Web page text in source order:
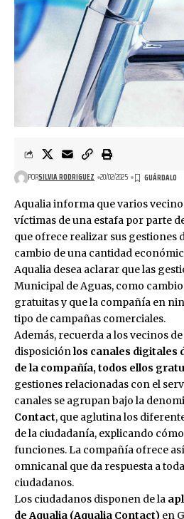
PORSILVIA RODRIGUEZ 20/02/2025
Aqualia informa que varios
víctimas de una estafa por parte
que ofrece realizar sus gestiones
cambio de una cantidad
Aqualia desea aclarar que las
Municipal de Aguas, como cambio
gratuitas y que la compañía en
tipo de campañas comerciales.
Además, recuerda a los vecinos
disposición los canales digitales
de la compañía, todos ellos
gestiones relacionadas con el
canales se agrupan bajo la
Contact, que aglutina los
de la ciudadanía, explicando
funciones. La compañía ofrece
omnicanal que da respuesta a
ciudadanos.
Los ciudadanos disponen de la
de Aqualia (Aqualia Contact) en